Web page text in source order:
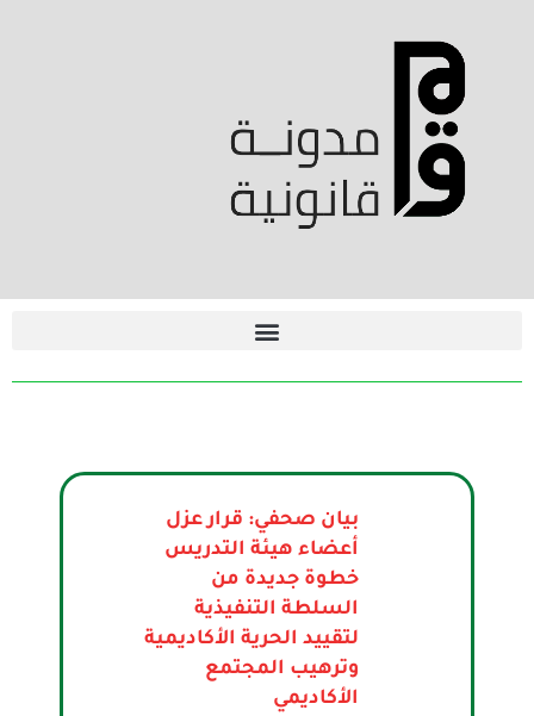
بيان صحفي: قرار عزل
أعضاء هيئة التدريس
خطوة جديدة من
السلطة التنفيذية
لتقييد الحرية الأكاديمية
وترهيب المجتمع
الأكاديمي